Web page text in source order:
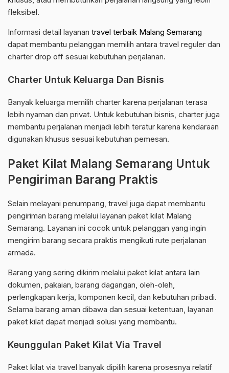
fleksibel.
Informasi detail layanan travel terbaik Malang Semarang
dapat membantu pelanggan memilih antara travel reguler dan
charter drop off sesuai kebutuhan perjalanan.
Charter Untuk Keluarga Dan Bisnis
Banyak keluarga memilih charter karena perjalanan terasa
lebih nyaman dan privat. Untuk kebutuhan bisnis, charter juga
membantu perjalanan menjadi lebih teratur karena kendaraan
digunakan khusus sesuai kebutuhan pemesan.
Paket Kilat Malang Semarang Untuk
Pengiriman Barang Praktis
Selain melayani penumpang, travel juga dapat membantu
pengiriman barang melalui layanan paket kilat Malang
Semarang. Layanan ini cocok untuk pelanggan yang ingin
mengirim barang secara praktis mengikuti rute perjalanan
armada.
Barang yang sering dikirim melalui paket kilat antara lain
dokumen, pakaian, barang dagangan, oleh-oleh,
perlengkapan kerja, komponen kecil, dan kebutuhan pribadi.
Selama barang aman dibawa dan sesuai ketentuan, layanan
paket kilat dapat menjadi solusi yang membantu.
Keunggulan Paket Kilat Via Travel
Paket kilat via travel banyak dipilih karena prosesnya relatif